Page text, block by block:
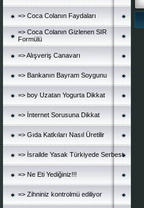
=> Coca Colanın Faydaları
=> Coca Colanın Gizlenen SIR
Formülü
=> Alışveriş Canavarı
=> Bankanın Bayram Soygunu
=> boy Uzatan Yogurta Dikkat
=> İnternet Sorusuna Dikkat
=> Gıda Katkıları Nasıl Üretilir
=> İsrailde Yasak Türkiyede Serbest
=> Ne Eti Yediğiniz!!!
=> Zihniniz kontrolmü ediliyor